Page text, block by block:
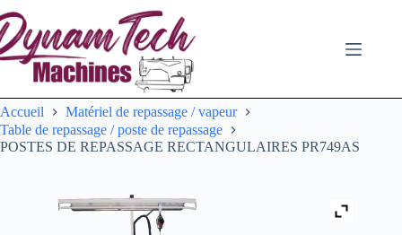
au
contenu
Accueil
Matériel de repassage / vapeur
Table de repassage / poste de repassage
POSTES DE REPASSAGE RECTANGULAIRES PR749AS